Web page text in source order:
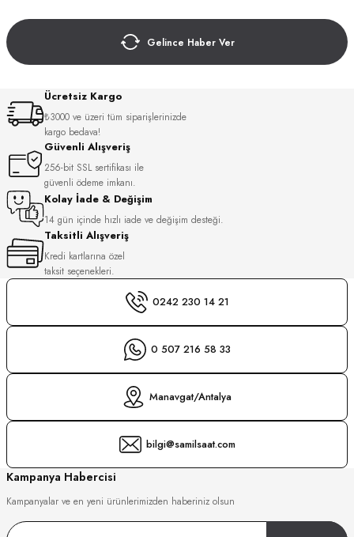
Gelince Haber Ver
Ücretsiz Kargo
₺3000 ve üzeri tüm siparişlerinizde
kargo bedava!
Güvenli Alışveriş
256-bit SSL sertifikası ile
güvenli ödeme imkanı.
Kolay İade & Değişim
14 gün içinde hızlı iade ve değişim desteği.
Taksitli Alışveriş
Kredi kartlarına özel
taksit seçenekleri.
0242 230 14 21
0 507 216 58 33
Manavgat/Antalya
bilgi@samilsaat.com
Kampanya Habercisi
Kampanyalar ve en yeni ürünlerimizden haberiniz olsun